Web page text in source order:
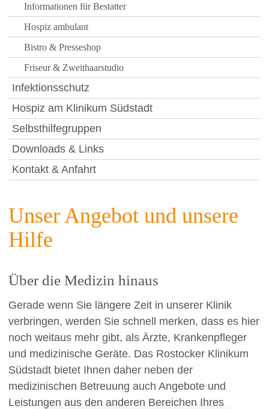
Informationen für Bestatter
Hospiz ambulant
Bistro & Presseshop
Friseur & Zweithaarstudio
Infektionsschutz
Hospiz am Klinikum Südstadt
Selbsthilfegruppen
Downloads & Links
Kontakt & Anfahrt
Unser Angebot und unsere
Hilfe
Über die Medizin hinaus
Gerade wenn Sie längere Zeit in unserer Klinik
verbringen, werden Sie schnell merken, dass es hier
noch weitaus mehr gibt, als Ärzte, Krankenpfleger
und medizinische Geräte. Das Rostocker Klinikum
Südstadt bietet Ihnen daher neben der
medizinischen Betreuung auch Angebote und
Leistungen aus den anderen Bereichen Ihres